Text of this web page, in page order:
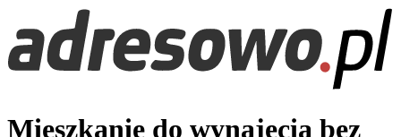
Mieszkanie do wynajęcia bez